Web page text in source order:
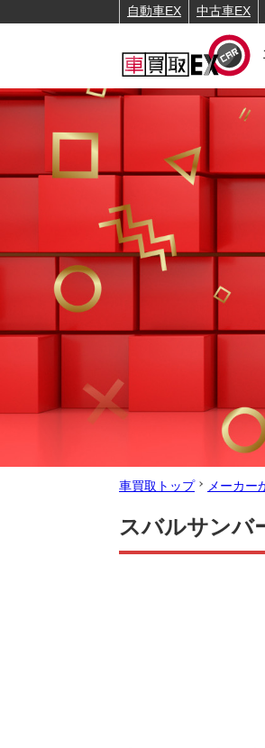
自動車EX 中古車EX
車買取トップ メーカー
スバルサンバ